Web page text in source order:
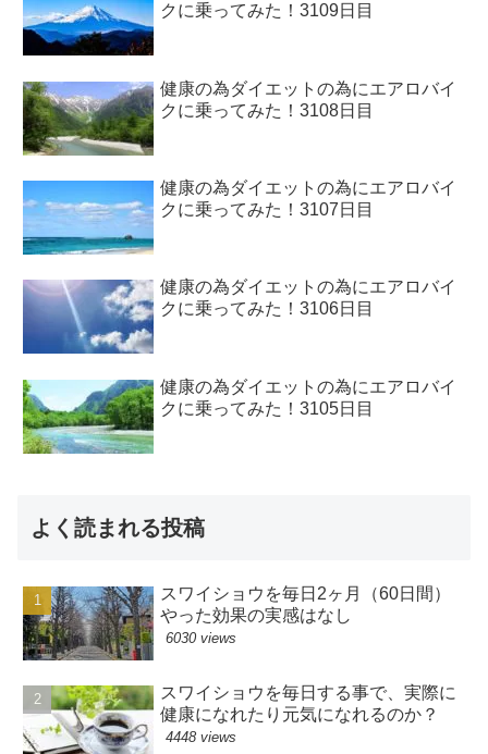
クに乗ってみた！3109日目
健康の為ダイエットの為にエアロバイ
クに乗ってみた！3108日目
健康の為ダイエットの為にエアロバイ
クに乗ってみた！3107日目
健康の為ダイエットの為にエアロバイ
クに乗ってみた！3106日目
健康の為ダイエットの為にエアロバイ
クに乗ってみた！3105日目
よく読まれる投稿
スワイショウを毎日2ヶ月（60日間）
やった効果の実感はなし
6030 views
スワイショウを毎日する事で、実際に
健康になれたり元気になれるのか？
4448 views